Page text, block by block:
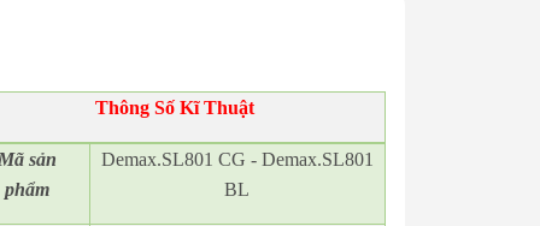
Thông Số Kĩ Thuật
sản
phẩm
Demax.SL801 CG - Demax.SL801
BL